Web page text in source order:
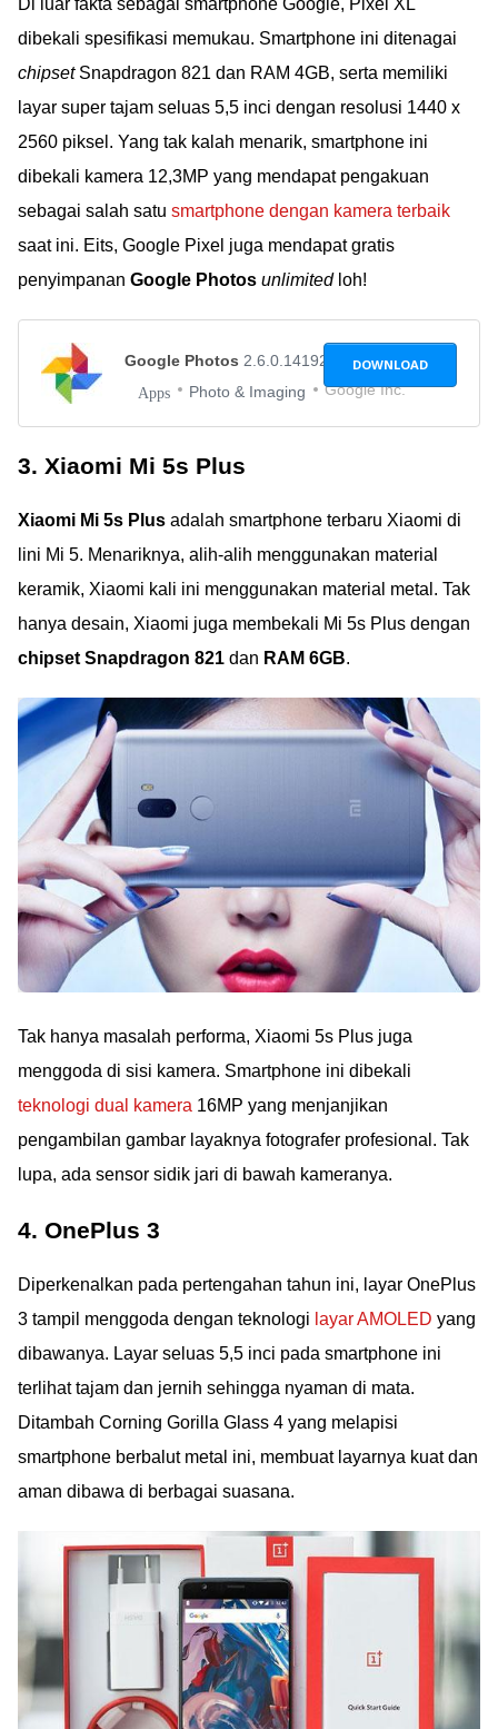
Di luar fakta sebagai smartphone Google, Pixel XL
dibekali spesifikasi memukau. Smartphone ini ditenagai
chipsetSnapdragon 821 dan RAM 4GB, serta memiliki
layar super tajam seluas 5,5 inci dengan resolusi 1440 x
2560 piksel. Yang tak kalah menarik, smartphone ini
dibekali kamera 12,3MP yang mendapat pengakuan
sebagai salah satu smartphone dengan kamera terbaik
saat ini. Eits, Google Pixel juga mendapat gratis
penyimpanan Google Photos unlimitedloh!
Google Photos 2.6.0.141921143
Apps Photo & Imaging Google Inc.
DOWNLOAD
3. Xiaomi Mi 5s Plus
Xiaomi Mi 5s Plus adalah smartphone terbaru Xiaomi di
lini Mi 5. Menariknya, alih-alih menggunakan material
keramik, Xiaomi kali ini menggunakan material metal. Tak
hanya desain, Xiaomi juga membekali Mi 5s Plus dengan
chipset Snapdragon 821 dan RAM 6GB.
Tak hanya masalah performa, Xiaomi 5s Plus juga
menggoda di sisi kamera. Smartphone ini dibekali
teknologi dual kamera 16MP yang menjanjikan
pengambilan gambar layaknya fotografer profesional. Tak
lupa, ada sensor sidik jari di bawah kameranya.
4. OnePlus 3
Diperkenalkan pada pertengahan tahun ini, layar OnePlus
3 tampil menggoda dengan teknologi layar AMOLED yang
dibawanya. Layar seluas 5,5 inci pada smartphone ini
terlihat tajam dan jernih sehingga nyaman di mata.
Ditambah Corning Gorilla Glass 4 yang melapisi
smartphone berbalut metal ini, membuat layarnya kuat dan
aman dibawa di berbagai suasana.